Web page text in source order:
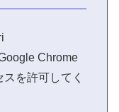
Chrome
を許可してく